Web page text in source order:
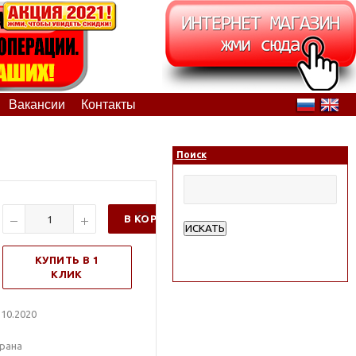
Вакансии Контакты
В КОРЗИНУ
КУПИТЬ В 1
КЛИК
Поиск
ИСКАТЬ